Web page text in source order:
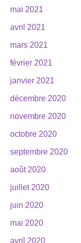
mai 2021
avril 2021
mars 2021
février 2021
janvier 2021
décembre 2020
novembre 2020
octobre 2020
septembre 2020
août 2020
juillet 2020
juin 2020
mai 2020
avril 2020